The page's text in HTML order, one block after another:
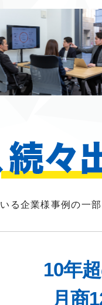
る企業様事例の一部
10年
月商